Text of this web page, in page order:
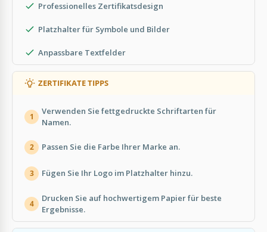
Professionelles Zertifikatsdesign
Platzhalter für Symbole und Bilder
Anpassbare Textfelder
ZERTIFIKATE TIPPS
1
Verwenden Sie fettgedruckte Schriftarten für
Namen.
2 Passen Sie die Farbe Ihrer Marke an.
3 Fügen Sie Ihr Logo im Platzhalter hinzu.
4
Drucken Sie auf hochwertigem Papier für beste
Ergebnisse.